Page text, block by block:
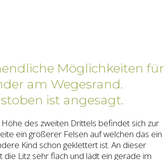
Möglichkeiten für
am Wegesrand.
ist angesagt.
des zweiten Drittels befindet sich zur
ein größerer Felsen auf welchen das ein
Kind schon geklettert ist. An dieser
die Litz sehr flach und lädt ein gerade im